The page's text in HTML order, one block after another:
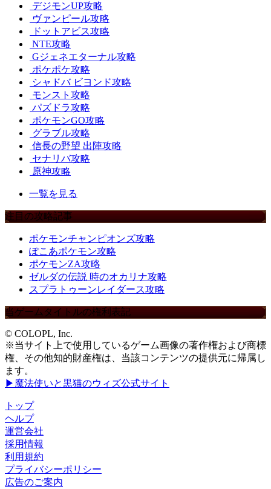
デジモンUP攻略
ヴァンピール攻略
ドットアビス攻略
NTE攻略
Gジェネエターナル攻略
ポケポケ攻略
シャドバ ビヨンド攻略
モンスト攻略
パズドラ攻略
ポケモンGO攻略
グラブル攻略
信長の野望 出陣攻略
セナリバ攻略
原神攻略
一覧を見る
注目の攻略記事
ポケモンチャンピオンズ攻略
ぽこあポケモン攻略
ポケモンZA攻略
ゼルダの伝説 時のオカリナ攻略
スプラトゥーンレイダース攻略
当ゲームタイトルの権利表記
© COLOPL, Inc.
※当サイト上で使用しているゲーム画像の著作権および商標
権、その他知的財産権は、当該コンテンツの提供元に帰属し
ます。
▶魔法使いと黒猫のウィズ公式サイト
トップ
ヘルプ
運営会社
採用情報
利用規約
プライバシーポリシー
広告のご案内